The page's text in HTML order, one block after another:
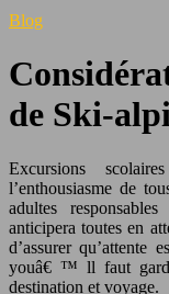
Blog
de Ski-
Excursions
l’enthousiasme de
adultes
anticipera toutes en
d’assurer
youâ€ ™ ll faut
destination et voyage.